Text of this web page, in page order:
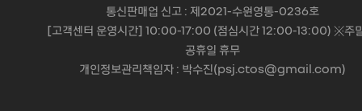
통신판매업 신고 : 제2021-수원영통-0236호
[고객센터 운영시간] 10:00-17:00 (점심시간 12:00-13:00) ※주
공휴일 휴무
개인정보관리책임자 : 박수진(psj.ctos@gmail.com)